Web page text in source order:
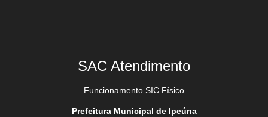
SAC Atendimento
Funcionamento SIC Físico
Prefeitura Municipal de Ipeúna